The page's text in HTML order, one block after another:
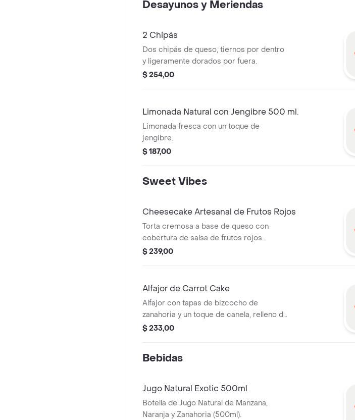
Desayunos y Meriendas
2 Chipás
Dos chipás de queso, tiernos por dentro
y ligeramente dorados por fuera.
$ 254,00
Limonada Natural con Jengibre 500 ml.
Limonada fresca con un toque de
jengibre.
$ 187,00
Sweet Vibes
Cheesecake Artesanal de Frutos Rojos
Torta cremosa a base de queso con
cobertura de salsa de frutos rojos
seleccionados.
$ 239,00
Alfajor de Carrot Cake
Alfajor con tapas de bizcocho de
zanahoria y un toque de canela, relleno de
crema.
$ 233,00
Bebidas
Jugo Natural Exotic 500ml
Botella de Jugo Natural de Manzana,
Naranja y Zanahoria (500ml).